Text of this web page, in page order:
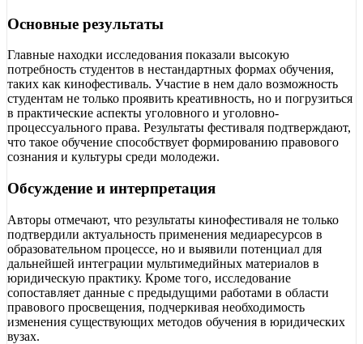
Основные результаты
Главные находки исследования показали высокую
потребность студентов в нестандартных формах обучения,
таких как кинофестиваль. Участие в нем дало возможность
студентам не только проявить креативность, но и погрузиться
в практические аспекты уголовного и уголовно-
процессуального права. Результаты фестиваля подтверждают,
что такое обучение способствует формированию правового
сознания и культуры среди молодежи.
Обсуждение и интерпретация
Авторы отмечают, что результаты кинофестиваля не только
подтвердили актуальность применения медиаресурсов в
образовательном процессе, но и выявили потенциал для
дальнейшей интеграции мультимедийных материалов в
юридическую практику. Кроме того, исследование
сопоставляет данные с предыдущими работами в области
правового просвещения, подчеркивая необходимость
изменения существующих методов обучения в юридических
вузах.